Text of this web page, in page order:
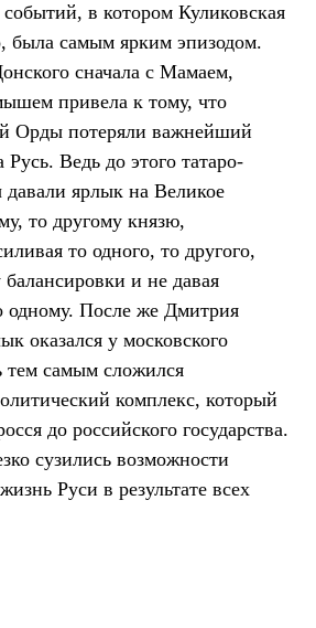
в котором Куликовская
была самым ярким эпизодом.
сначала с Мамаем,
привела к тому, что
Орды потеряли важнейший
Русь. Ведь до этого татаро-
давали ярлык на Великое
то другому князю,
то одного, то другого,
и не давая
одному. После же Дмитрия
оказался у московского
тем самым сложился
комплекс, который
до российского государства.
сузились возможности
Руси в результате всех